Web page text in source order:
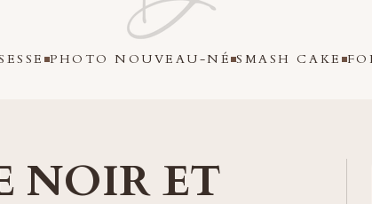
PHOTO NOUVEAU-NÉ SMASH CAKE
NOIR ET